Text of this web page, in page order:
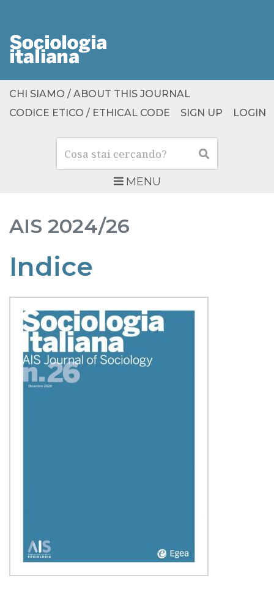
MENU
Cerca Cerca
CHI SIAMO / ABOUT THIS JOURNAL
CODICE ETICO / ETHICAL CODE
SIGN UP LOGIN
AIS 2024/26
Indice